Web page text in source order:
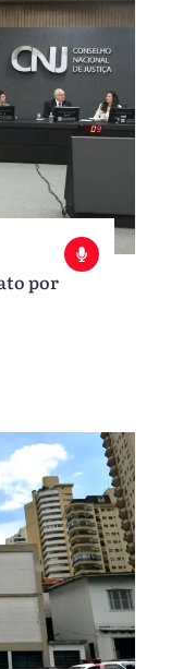
por